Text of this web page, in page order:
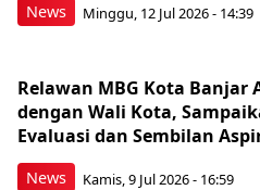
News Minggu, 12 Jul 2026 - 14:39
News
Relawan MBG Kota Banjar
dengan Wali Kota,
Evaluasi dan Sembilan
Kamis, 9 Jul 2026 - 16:59